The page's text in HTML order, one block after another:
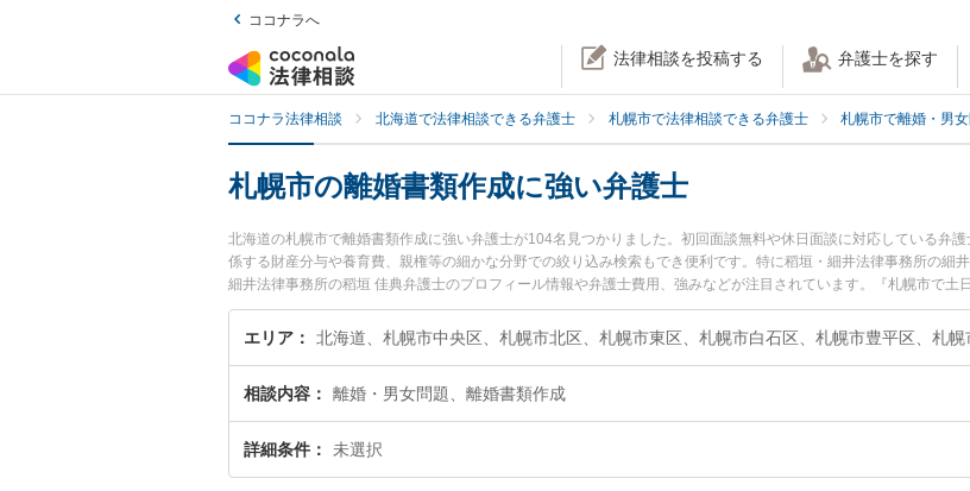
ココナラへ
法律相談を投稿する 弁護士を探す
ココナラ法律相談 北海道で法律相談できる弁護士 札幌市で法律相談できる弁護士 札幌市で離婚・男
札幌市の離婚書類作成に強い弁護士
北海道の札幌市で離婚書類作成に強い弁護士が104名見つかりました。初回面談無料や休日面談に対応している弁
係する財産分与や養育費、親権等の細かな分野での絞り込み検索もでき便利です。特に稻垣・細井法律事務所の細
細井法律事務所の稻垣 佳典弁護士のプロフィール情報や弁護士費用、強みなどが注目されています。『札幌市で
に相談したい』『離婚書類作成のトラブル解決の実績豊富な近くの弁護士を検索したい』『初回相談無料で離婚書
どでお困りの相談者さんにおすすめです。
エリア
相談内容 離婚・男女問題、離婚書類作成
詳細条件 未選択